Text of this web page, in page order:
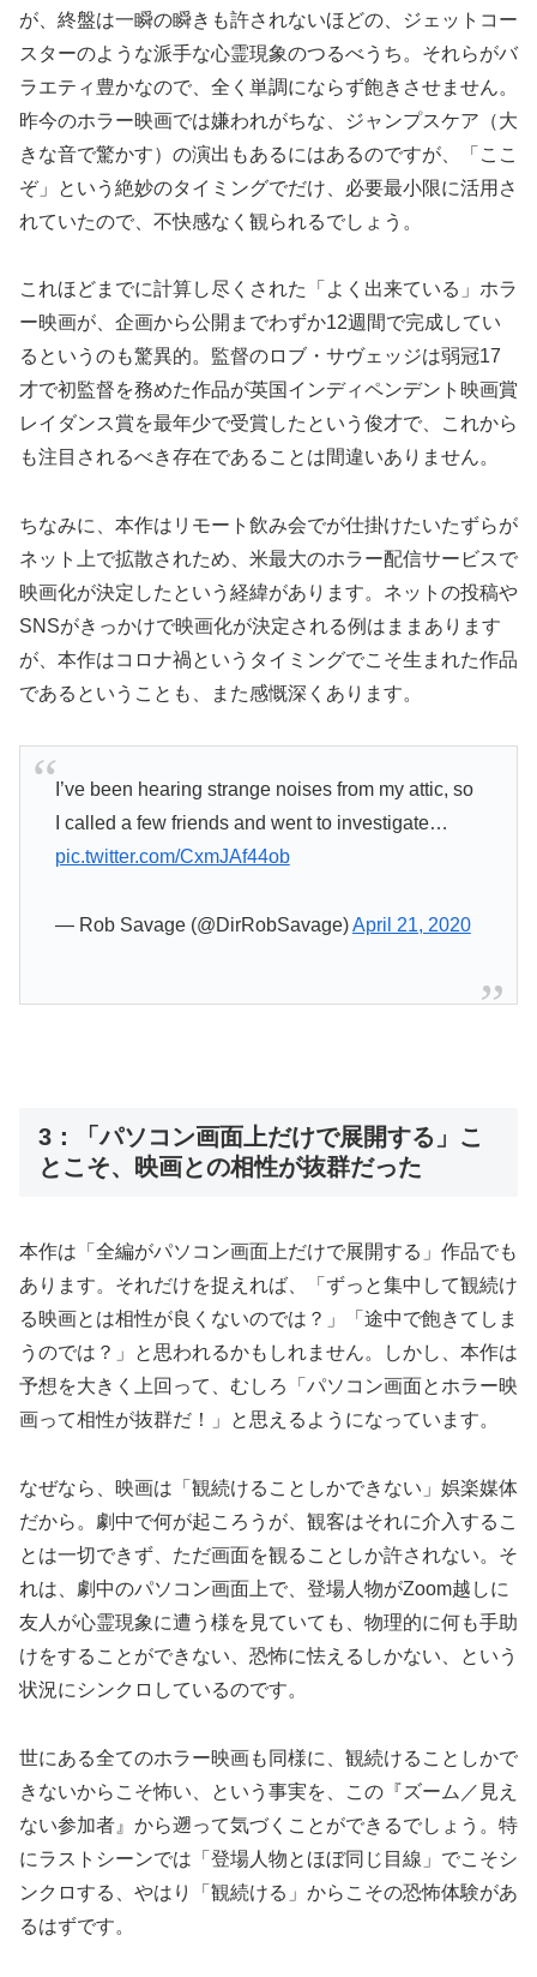
が、終盤は一瞬の瞬きも許されないほどの、ジェットコー
スターのような派手な心霊現象のつるべうち。それらがバ
ラエティ豊かなので、全く単調にならず飽きさせません。
昨今のホラー映画では嫌われがちな、ジャンプスケア（大
きな音で驚かす）の演出もあるにはあるのですが、「ここ
ぞ」という絶妙のタイミングでだけ、必要最小限に活用さ
れていたので、不快感なく観られるでしょう。
これほどまでに計算し尽くされた「よく出来ている」ホラ
ー映画が、企画から公開までわずか12週間で完成してい
るというのも驚異的。監督のロブ・サヴェッジは弱冠17
才で初監督を務めた作品が英国インディペンデント映画賞
レイダンス賞を最年少で受賞したという俊才で、これから
も注目されるべき存在であることは間違いありません。
ちなみに、本作はリモート飲み会でが仕掛けたいたずらが
ネット上で拡散されため、米最大のホラー配信サービスで
映画化が決定したという経緯があります。ネットの投稿や
SNSがきっかけで映画化が決定される例はままあります
が、本作はコロナ禍というタイミングでこそ生まれた作品
であるということも、また感慨深くあります。
I’ve been hearing strange noises from my attic, so
I called a few friends and went to investigate…
pic.twitter.com/CxmJAf44ob
— Rob Savage (@DirRobSavage)April 21, 2020
3：「パソコン画面上だけで展開する」こ
とこそ、映画との相性が抜群だった
本作は「全編がパソコン画面上だけで展開する」作品でも
あります。それだけを捉えれば、「ずっと集中して観続け
る映画とは相性が良くないのでは？」「途中で飽きてしま
うのでは？」と思われるかもしれません。しかし、本作は
予想を大きく上回って、むしろ「パソコン画面とホラー映
画って相性が抜群だ！」と思えるようになっています。
なぜなら、映画は「観続けることしかできない」娯楽媒体
だから。劇中で何が起ころうが、観客はそれに介入するこ
とは一切できず、ただ画面を観ることしか許されない。そ
れは、劇中のパソコン画面上で、登場人物がZoom越しに
友人が心霊現象に遭う様を見ていても、物理的に何も手助
けをすることができない、恐怖に怯えるしかない、という
状況にシンクロしているのです。
世にある全てのホラー映画も同様に、観続けることしかで
きないからこそ怖い、という事実を、この『ズーム／見え
ない参加者』から遡って気づくことができるでしょう。特
にラストシーンでは「登場人物とほぼ同じ目線」でこそシ
ンクロする、やはり「観続ける」からこその恐怖体験があ
るはずです。